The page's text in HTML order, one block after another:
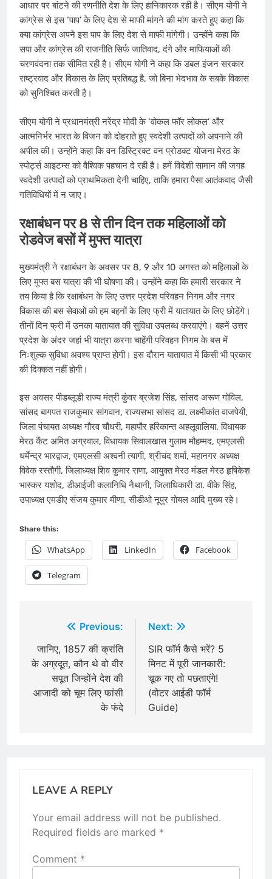
आधार पर बांटने की रणनीति देश के लिए हानिकारक रही है। सीएम योगी ने
कांग्रेस से इस ‘पाप’ के लिए देश से माफी मांगने की मांग करते हुए कहा कि
क्या कांग्रेस अपने इस पाप के लिए देश से माफी मांगेगी। उन्होंने कहा कि
सपा और कांग्रेस की राजनीति सिर्फ जातिवाद, दंगे और माफियाओं की
चरणवंदना तक सीमित रही है। सीएम योगी ने कहा कि डबल इंजन सरकार
राष्ट्रवाद और विकास के लिए प्रतिबद्ध है, जो बिना भेदभाव के सबके विकास
को सुनिश्चित करती है।
सीएम योगी ने प्रधानमंत्री नरेंद्र मोदी के ‘वोकल फॉर लोकल’ और
आत्मनिर्भर भारत के विजन को दोहराते हुए स्वदेशी उत्पादों को अपनाने की
अपील की। उन्होंने कहा कि वन डिस्ट्रिक्ट वन प्रोडक्ट योजना मेरठ के
स्पोर्ट्स आइटम्स को वैश्विक पहचान दे रही है। हमें विदेशी सामान की जगह
स्वदेशी उत्पादों को प्राथमिकता देनी चाहिए, ताकि हमारा पैसा आतंकवाद जैसी
गतिविधियों में न जाए।
रक्षाबंधन पर 8 से तीन​ दिन तक महिलाओं को
रोडवेज बसों में मुफ्त यात्रा
मुख्यमंत्री ने रक्षाबंधन के अवसर पर 8, 9 और 10 अगस्त को महिलाओं के
लिए मुफ्त बस यात्रा की भी घोषणा की। उन्होंने कहा कि हमारी सरकार ने
तय किया है कि रक्षाबंधन के लिए उत्तर प्रदेश परिवहन निगम और नगर
विकास की बस सेवाओं को हम बहनों के लिए फ्री में यातायात के लिए छोड़ेंगे।
तीनों दिन फ्री में उनका यातायात की सुविधा उपलब्ध करवाएंगे। बहनें उत्तर
प्रदेश के अंदर जहां भी यात्रा करना चाहेंगी परिवहन निगम के बस में
निःशुल्क सुविधा अवश्य प्राप्त होगी। इस दौरान यातायात में किसी भी प्रकार
की दिक्कत नहीं होगी।
इस अवसर पीडब्लूडी राज्य मंत्री कुंवर ब्रजेश सिंह, सांसद अरूण गोविल,
सांसद बागपत राजकुमार सांगवान, राज्यसभा सांसद डा. लक्ष्मीकांत वाजपेयी,
जिला पंचायत अध्यक्ष गौरव चौधरी, महापौर हरिकान्त अहलूवालिया, विधायक
मेरठ कैंट अमित अग्रवाल, विधायक सिवालखास गुलाम मौहम्मद, एमएलसी
धर्मेन्द्र भारद्वाज, एमएलसी अश्वनी त्यागी, श्रीचंद शर्मा, महानगर अध्यक्ष
विवेक रस्तौगी, जिलाध्यक्ष शिव कुमार राणा, आयुक्त मेरठ मंडल मेरठ हृषिकेश
भास्कर यशोद, डीआईजी कलानिधि नैथानी, जिलाधिकारी डा. वीके सिंह,
उपाध्यक्ष एमडीए संजय कुमार मीणा, सीडीओ नूपुर गोयल आदि मुख्य रहे।
Share this:
WhatsApp LinkedIn Facebook
Telegram
navigation
Previous:
जानिए, 1857 की क्रांति
के अग्रदूत, कौन थे वो वीर
सपूत जिन्होंने देश की
आजादी को चूम लिए फांसी
के फंदे
Next:
SIR फॉर्म कैसे भरें? 5
मिनट में पूरी जानकारी:
चूक गए तो पछताएंगे!
(वोटर आईडी फॉर्म
Guide)
LEAVE A REPLY
Your email address will not be published.
Required fields are marked *
Comment *